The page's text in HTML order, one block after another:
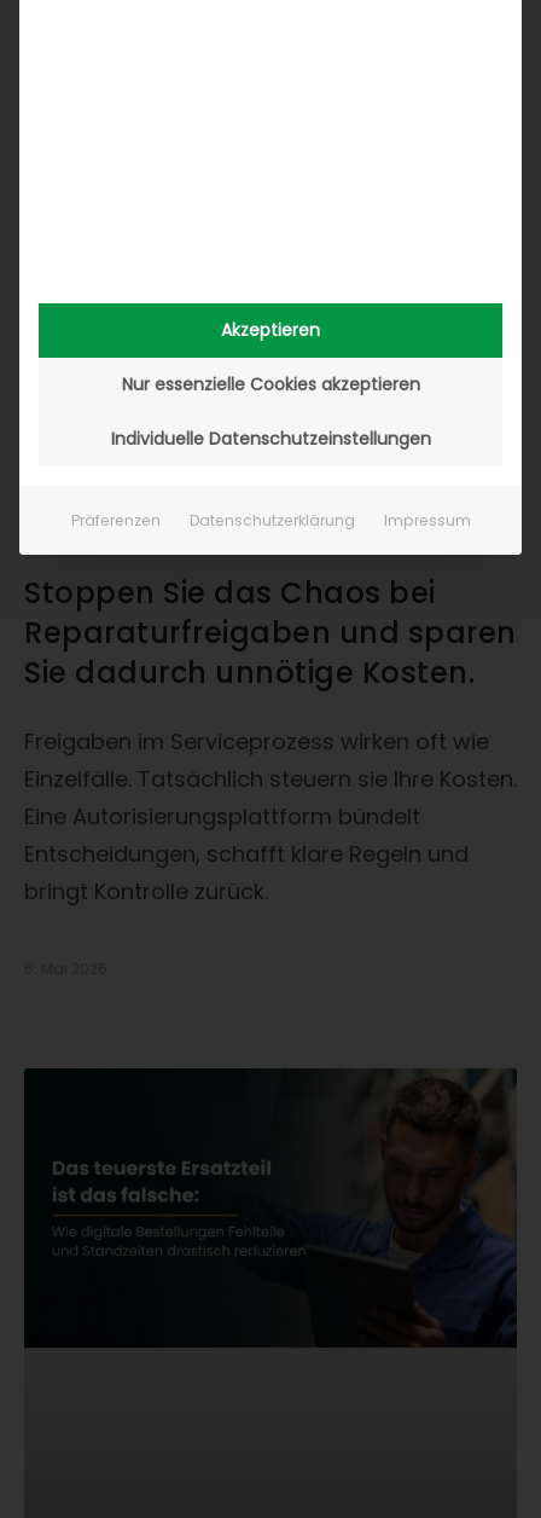
Stoppen Sie das Chaos bei
Reparaturfreigaben und sparen
Sie dadurch unnötige Kosten.
Freigaben im Serviceprozess wirken oft wie
Einzelfälle. Tatsächlich steuern sie Ihre Kosten.
Eine Autorisierungsplattform bündelt
Entscheidungen, schafft klare Regeln und
bringt Kontrolle zurück.
Akzeptieren
Nur essenzielle Cookies akzeptieren
Individuelle Datenschutzeinstellungen
Präferenzen Datenschutzerklärung Impressum